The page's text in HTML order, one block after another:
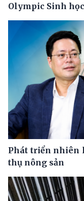
Olympic Sinh
Phát triển nhiên
thụ nông sản